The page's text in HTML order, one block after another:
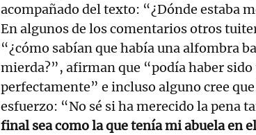
acompañado del texto: “¿Dónde estaba
En algunos de los comentarios otros
“¿cómo sabían que había una alfombra
mierda?”, afirman que “podía haber sido
perfectamente” e incluso alguno cree
esfuerzo: “No sé si ha merecido la pena
final sea como la que tenía mi abuela en